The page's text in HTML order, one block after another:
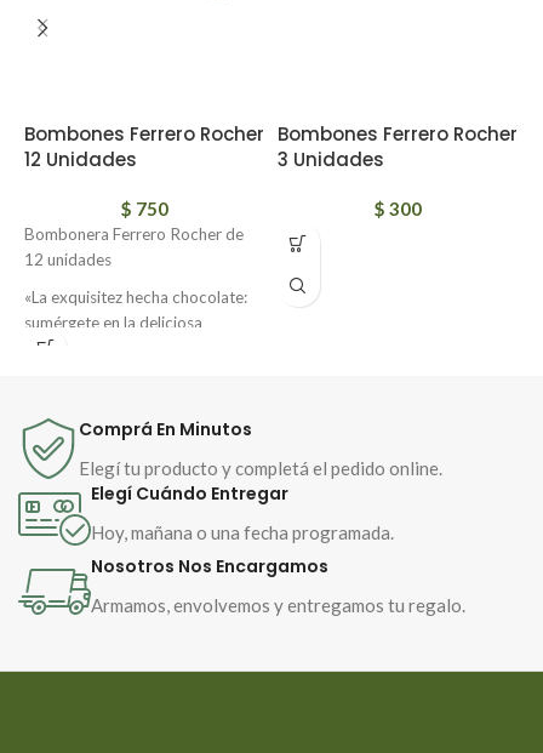
Bombones Ferrero Rocher
12 Unidades
$ 750
Bombonera Ferrero Rocher de
12 unidades
«La exquisitez hecha chocolate:
sumérgete en la deliciosa
combinación de crujiente
Perfecto para compartir
momentos dulces y sorprender a
tus seres queridos. ¡Disfruta de
un sabor único con cada bocado
de Ferrero Rocher!»
Agendá tus fechas especiales
Bombones Ferrero Rocher
3 Unidades
$ 300
Comprá En Minutos
Elegí tu producto y completá el pedido online.
Elegí Cuándo Entregar
Hoy, mañana o una fecha programada.
Nosotros Nos Encargamos
Armamos, envolvemos y entregamos tu regalo.